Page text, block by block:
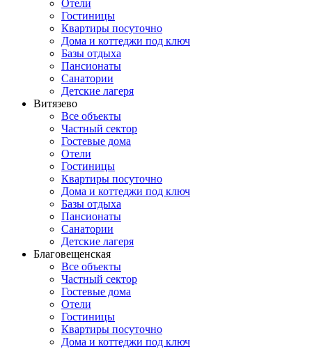
Отели
Гостиницы
Квартиры посуточно
Дома и коттеджи под ключ
Базы отдыха
Пансионаты
Санатории
Детские лагеря
Витязево
Все объекты
Частный сектор
Гостевые дома
Отели
Гостиницы
Квартиры посуточно
Дома и коттеджи под ключ
Базы отдыха
Пансионаты
Санатории
Детские лагеря
Благовещенская
Все объекты
Частный сектор
Гостевые дома
Отели
Гостиницы
Квартиры посуточно
Дома и коттеджи под ключ